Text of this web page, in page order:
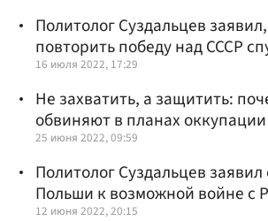
Политолог Суздальцев
повторить победу над СССР
16 июля 2022, 17:29
Не захватить, а защитить:
обвиняют в планах
25 июня 2022, 09:59
Политолог Суздальцев заявил
Польши к возможной войне с
12 июня 2022, 20:15